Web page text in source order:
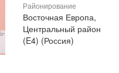
Районирование
Восточная Европа,
Центральный район
(E4) (Россия)